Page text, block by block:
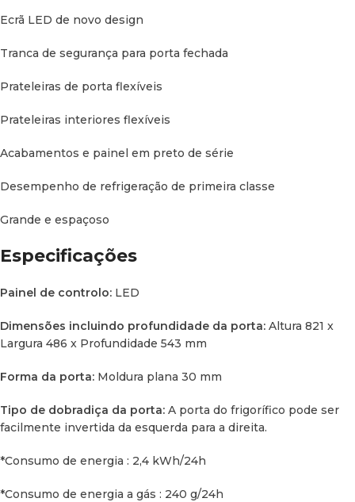
Peso líquido:22,5 kg
Quantidade de refrigerante:94g
Tecnologia de refrigeração:
Ecrã LED de novo design
Tranca de segurança para porta fechada
Prateleiras de porta flexíveis
Prateleiras interiores flexíveis
Acabamentos e painel em preto de série
Desempenho de refrigeração de primeira classe
Grande e espaçoso
Especificações
Painel de controlo: LED
Dimensões incluindo profundidade da porta: Altura 821 x
Largura 486 x Profundidade 543 mm
Forma da porta: Moldura plana 30 mm
Tipo de dobradiça da porta: A porta do frigorífico pode ser
facilmente invertida da esquerda para a direita.
*Consumo de energia : 2,4 kWh/24h
*Consumo de energia a gás : 240 g/24h